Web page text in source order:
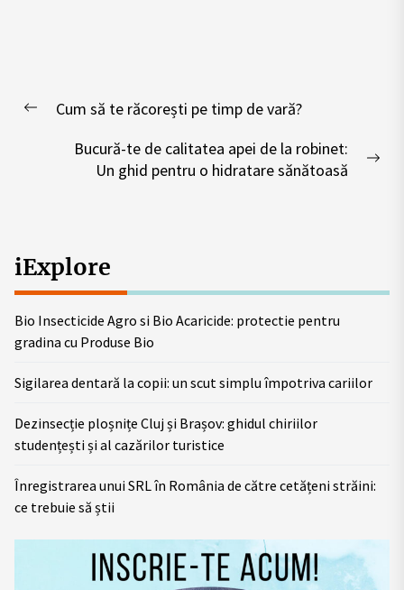
navigation
PreviousCum să te răcorești pe timp de vară?
Bucură-te de calitatea apei de la robinet:
Un ghid pentru o hidratare sănătoasă
iExplore
Bio Insecticide Agro si Bio Acaricide: protectie pentru
gradina cu Produse Bio
Sigilarea dentară la copii: un scut simplu împotriva cariilor
Dezinsecție ploșnițe Cluj și Brașov: ghidul chiriilor
studențești și al cazărilor turistice
Înregistrarea unui SRL în România de către cetățeni străini:
ce trebuie să știi